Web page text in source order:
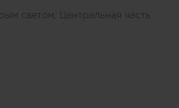
светом. Центральная часть